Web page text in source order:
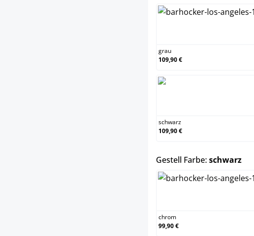
grau
109,90 €
schwarz
109,90 €
Gestell Farbe:schwarz
chrom
99,90 €